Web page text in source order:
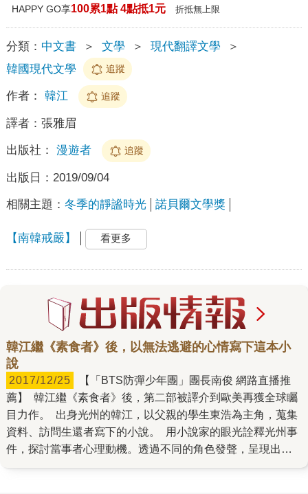
HAPPY GO享100累1點 4點抵1元 折抵無上限
分類： 中文書 ＞ 文學 ＞ 現代翻譯文學
＞
韓國現代文學
追蹤
作者： 韓江 追蹤
譯者： 張雅眉
出版社： 漫遊者 追蹤
出版日： 2019/09/04
相關主題： 冬季的靜謐時光 諾貝爾文學獎
【南韓戒嚴】 看更多
韓江繼《素食者》後，以無法逃避的心情寫下這本小
說
2017/12/25
薦】 韓江繼《素食者》後，第二部被譯介到歐美再獲全球矚
目力作。 出身光州的韓江，以父親的學生東浩為主角，蒐集
資料、訪問生還者寫下的小說。 用小說家的眼光詮釋光州事
件，探討當事者心理動機。透過不同的角色發聲，呈現出事